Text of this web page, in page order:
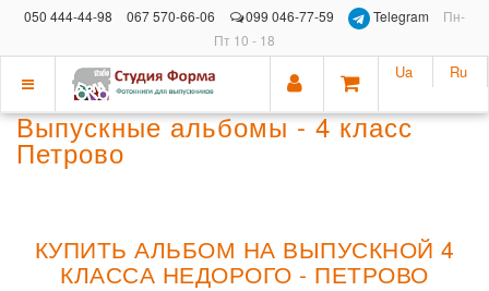
050 444-44-98 067 570-66-06 099 046-77-59 Telegram
Пн-
Пт 10 - 18
Показать
меню
Ua Ru
Выпускные альбомы - 4 класс
Петрово
КУПИТЬ АЛЬБОМ НА ВЫПУСКНОЙ 4
КЛАССА НЕДОРОГО - ПЕТРОВО